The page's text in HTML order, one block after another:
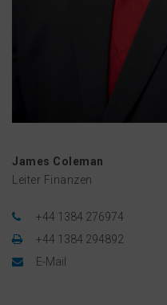
James Coleman
Leiter Finanzen
+44 1384 276974
+44 1384 294892
E-Mail